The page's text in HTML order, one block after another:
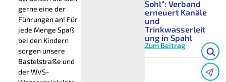
gerne eine der
Führungen an! Für
jede Menge Spaß
bei den Kindern
sorgen unsere
Bastelstraße und
der WVS-
Sohl“: Verband
erneuert Kanäle
und
Trinkwasserleit
ung in Spahl
Zum Beitrag